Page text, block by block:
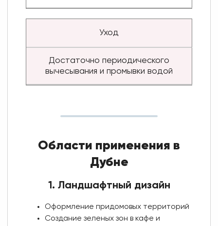
Уход
Достаточно периодического
вычесывания и промывки водой
Области применения в
Дубне
1. Ландшафтный дизайн
Оформление придомовых территорий
Создание зеленых зон в кафе и